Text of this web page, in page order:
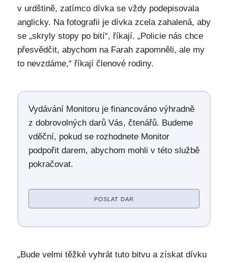
v urdštině, zatímco dívka se vždy podepisovala
anglicky. Na fotografii je dívka zcela zahalená, aby
se „skryly stopy po bití“, říkají. „Policie nás chce
přesvědčit, abychom na Farah zapomněli, ale my
to nevzdáme,“ říkají členové rodiny.
Vydávání Monitoru je financováno výhradně
z dobrovolných darů Vás, čtenářů. Budeme
vděční, pokud se rozhodnete Monitor
podpořit darem, abychom mohli v této službě
pokračovat.
POSLAT DAR
„Bude velmi těžké vyhrát tuto bitvu a získat dívku